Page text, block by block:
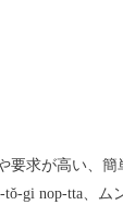
要求が高い、簡
gi nop-tta、ム